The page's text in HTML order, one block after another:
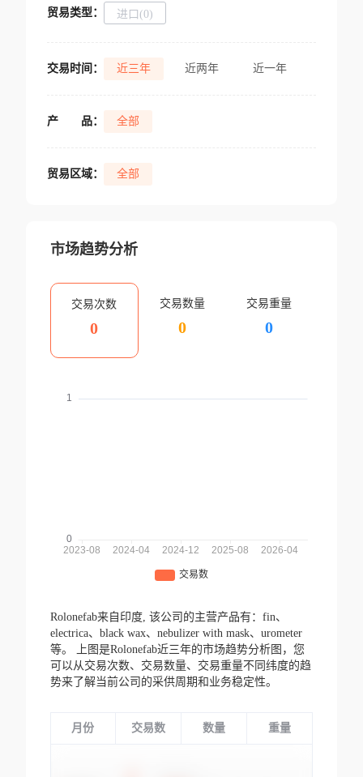
贸易类型： 进口(0)
交易时间： 近三年 近两年 近一年
产 品： 全部
贸易区域： 全部
市场趋势分析
交易次数
0
交易数量
0
交易重量
0
Rolonefab来自印度, 该公司的主营产品有：fin、
electrica、black wax、nebulizer with mask、urometer
等。
上图是Rolonefab近三年的市场趋势分析图，您
可以从交易次数、交易数量、交易重量不同纬度的趋
势来了解当前公司的采供周期和业务稳定性。
月份 交易数 数量 重量